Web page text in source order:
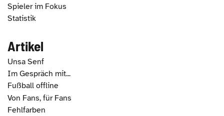
Spieler im Fokus
Statistik
Artikel
Unsa Senf
Im Gespräch mit...
Fußball offline
Von Fans, für Fans
Fehlfarben